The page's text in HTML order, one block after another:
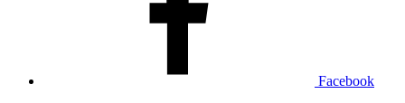
Facebook